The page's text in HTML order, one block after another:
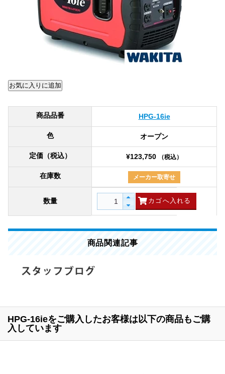
商品品番 HPG-16ie
色 オープン
定価（税込） ¥123,750 （税込）
在庫数 メーカー取寄せ
数量
商品関連記事
HPG-16ieをご購入したお客様は以下の商品もご購
入しています